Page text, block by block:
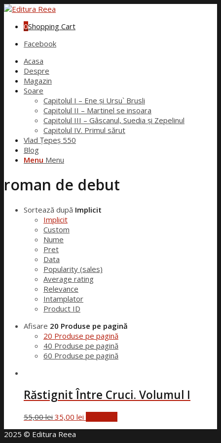
0Shopping Cart
Facebook
Acasa
Despre
Magazin
Soare
Capitolul I – Ene și Ursu` Brusli
Capitolul II – Martinel se insoara
Capitolul III – Gâscanul, Suedia și Zepelinul
Capitolul IV. Primul sărut
Vlad Țepeș 550
Blog
Menu Menu
roman de debut
Sortează după Implicit
Implicit
Custom
Nume
Pret
Data
Popularity (sales)
Average rating
Relevance
Intamplator
Product ID
Afisare 20 Produse pe pagină
20 Produse pe pagină
40 Produse pe pagină
60 Produse pe pagină
Răstignit Între Cruci. Volumul I
55,00lei Prețul
a
35,00 lei
2025 © Editura Reea